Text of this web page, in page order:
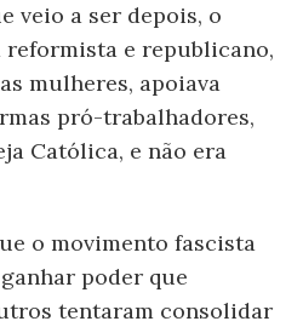
veio a ser depois, o
e republicano,
mulheres, apoiava
pró-trabalhadores,
Católica, e não era
o movimento fascista
poder que
tentaram consolidar